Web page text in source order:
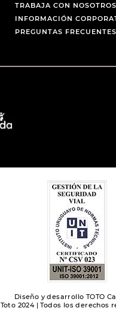
TRABAJA CON NOSOTROS
INFORMACIÓN
PREGUNTAS FRECUENTES
Diseño y desarrollo TOTO
Toto 2024 | Todos los derechos